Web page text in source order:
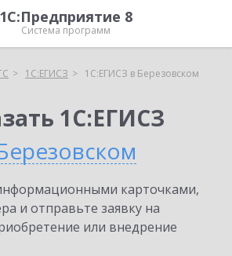
1С:Предприятие 8
Система программ
1С:ЕГИСЗ 1С:ЕГИСЗ в Березовском
1С:ЕГИСЗ
карточками,
и отправьте заявку на
или внедрение